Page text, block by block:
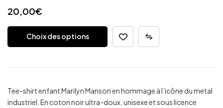
20,00€
Choix des options
Tee-shirt enfant Marilyn Manson en hommage à l’icône du metal
industriel. En coton noir ultra-doux, unisexe et sous licence